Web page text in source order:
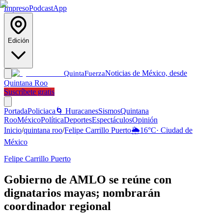
ImpresoPodcastApp
Edición
QuintaFuerzaNoticias de México, desde
Quintana Roo
Suscríbete gratis
PortadaPoliciaca 🌀 HuracanesSismosQuintana
RooMéxicoPolíticaDeportesEspectáculosOpinión
Inicio/quintana roo/Felipe Carrillo Puerto🌦️16°C· Ciudad de
México
Felipe Carrillo Puerto
Gobierno de AMLO se reúne con
dignatarios mayas; nombrarán
coordinador regional